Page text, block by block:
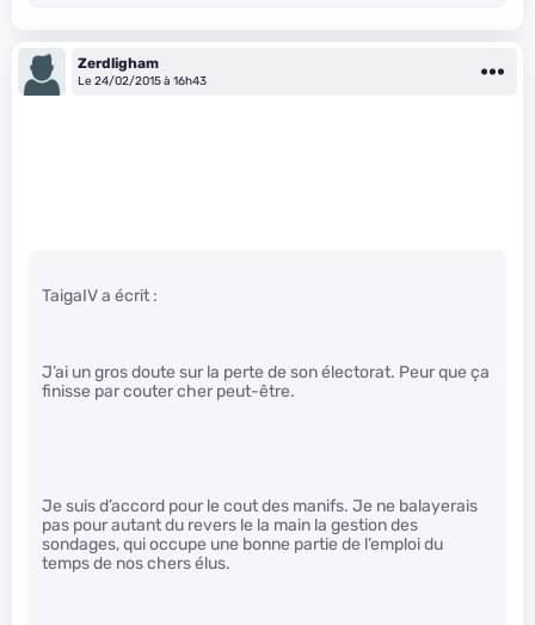
Zerdligham
Le 24/02/2015 à 16h43
TaigaIV a écrit :
J’ai un gros doute sur la perte de son électorat. Peur que ça
finisse par couter cher peut-être.
Je suis d’accord pour le cout des manifs. Je ne balayerais
pas pour autant du revers le la main la gestion des
sondages, qui occupe une bonne partie de l’emploi du
temps de nos chers élus.